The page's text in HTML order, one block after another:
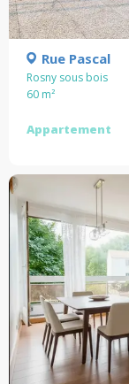
Rue Pascal
Rosny sous bois
60 m²
Appartement